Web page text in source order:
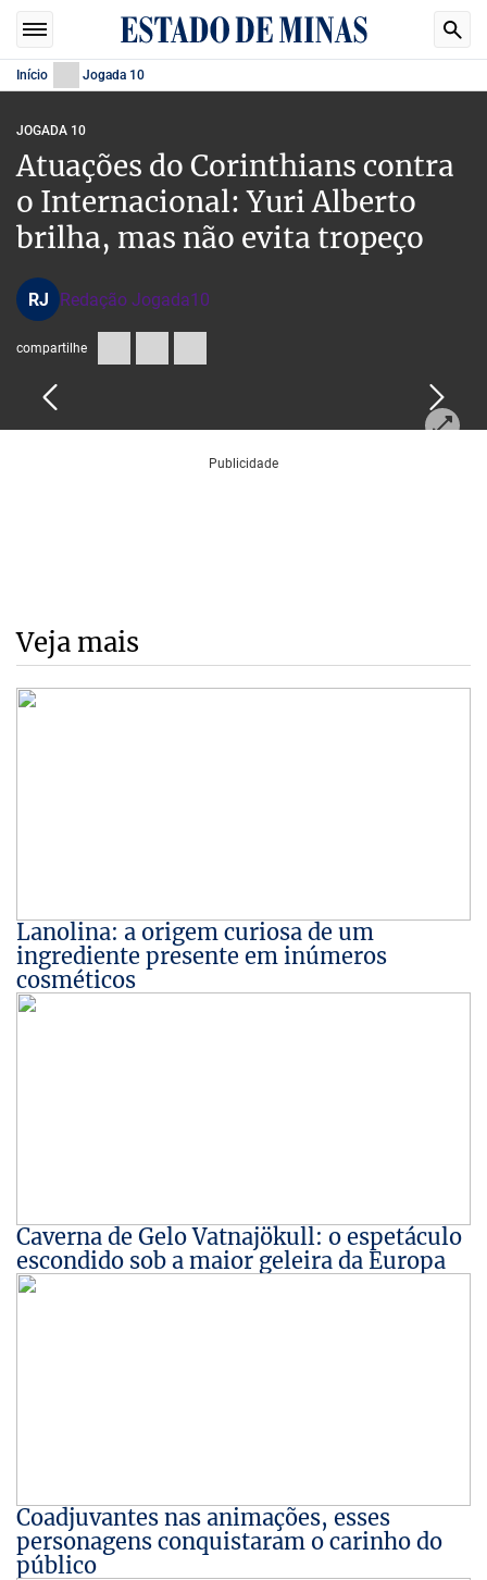
Início Jogada 10
JOGADA 10
Atuações do Corinthians contra
o Internacional: Yuri Alberto
brilha, mas não evita tropeço
RJ Redação Jogada10
compartilhe
Veja mais
Lanolina: a origem curiosa de um
ingrediente presente em inúmeros
cosméticos
Caverna de Gelo Vatnajökull: o espetáculo
escondido sob a maior geleira da Europa
Coadjuvantes nas animações, esses
personagens conquistaram o carinho do
público